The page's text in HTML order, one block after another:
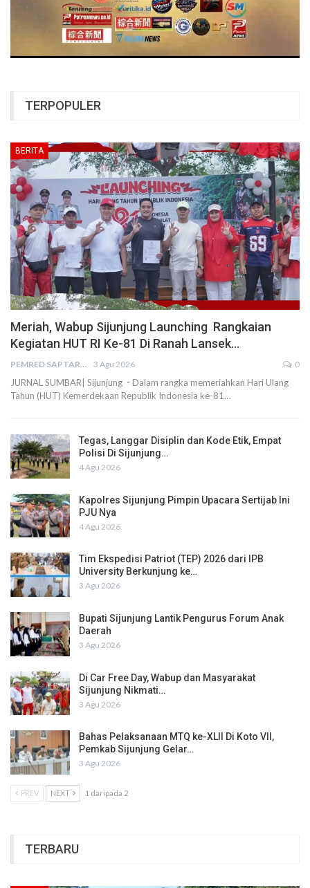
TERPOPULER
BERITA
Meriah, Wabup Sijunjung Launching Rangkaian
Kegiatan HUT RI Ke-81 Di Ranah Lansek…
PEMRED SAPTARIUS 3 Agu 2026 0
JURNAL SUMBAR| Sijunjung - Dalam rangka memeriahkan Hari Ulang
Tahun (HUT) Kemerdekaan Republik Indonesia ke-81…
Tegas, Langgar Disiplin dan Kode Etik, Empat
Polisi Di Sijunjung…
4 Agu 2026
Kapolres Sijunjung Pimpin Upacara Sertijab Ini
PJU Nya
4 Agu 2026
Tim Ekspedisi Patriot (TEP) 2026 dari IPB
University Berkunjung ke…
3 Agu 2026
Bupati Sijunjung Lantik Pengurus Forum Anak
Daerah
3 Agu 2026
Di Car Free Day, Wabup dan Masyarakat
Sijunjung Nikmati…
3 Agu 2026
Bahas Pelaksanaan MTQ ke-XLII Di Koto VII,
Pemkab Sijunjung Gelar…
3 Agu 2026
PREV NEXT 1 daripada 2
TERBARU